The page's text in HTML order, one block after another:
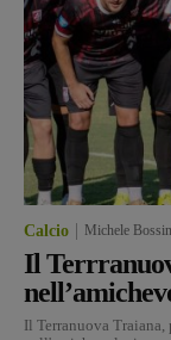
Calcio Michele
Il
Il Terranuova Traiana,